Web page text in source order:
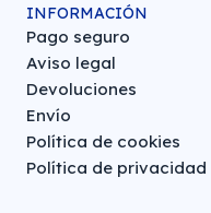
INFORMACIÓN
Pago seguro
Aviso legal
Devoluciones
Envío
Política de cookies
Política de privacidad